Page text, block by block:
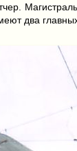
два главных